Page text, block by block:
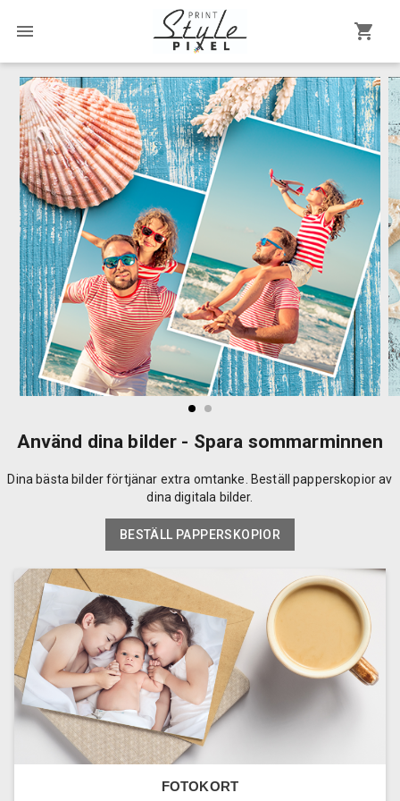
Använd dina bilder - Spara sommarminnen
Dina bästa bilder förtjänar extra omtanke. Beställ papperskopior av
dina digitala bilder.
BESTÄLL PAPPERSKOPIOR
FOTOKORT